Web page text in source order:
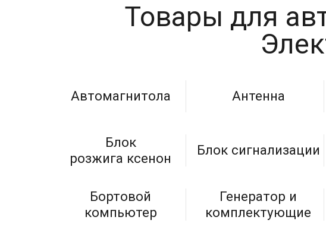
Товары для
Автомагнитола Антенна
Блок
розжига ксенон
Блок сигнализации
Бортовой
компьютер
Генератор и
комплектующие